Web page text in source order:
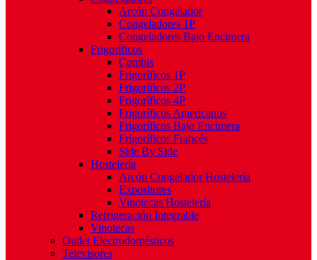
Arcón Congelador
Congeladores 1P
Congeladores Bajo Encimera
Frigoríficos
Combis
Frigoríficos 1P
Frigoríficos 2P
Frigoríficos 4P
Frigoríficos Americanos
Frigoríficos Bajo Encimera
Frigoríficos Francés
Side By Side
Hostelería
Arcón Congelador Hostelería
Expositores
Vinotecas Hostelería
Refrigeración Integrable
Vinotecas
Outlet Electrodomésticos
Televisores